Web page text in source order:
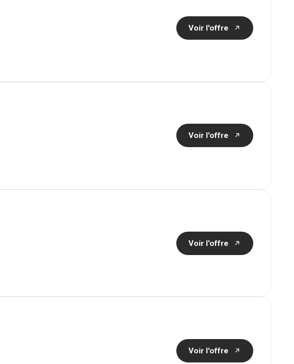
Voir l'offre
Voir l'offre
Voir l'offre
Voir l'offre